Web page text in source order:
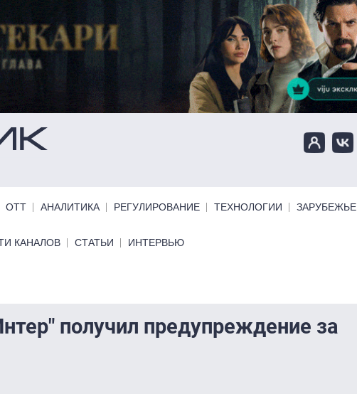
ОТТ АНАЛИТИКА РЕГУЛИРОВАНИЕ ТЕХНОЛОГИИ ЗАРУБЕЖЬЕ
КАНАЛОВ СТАТЬИ ИНТЕРВЬЮ
получил предупреждение за